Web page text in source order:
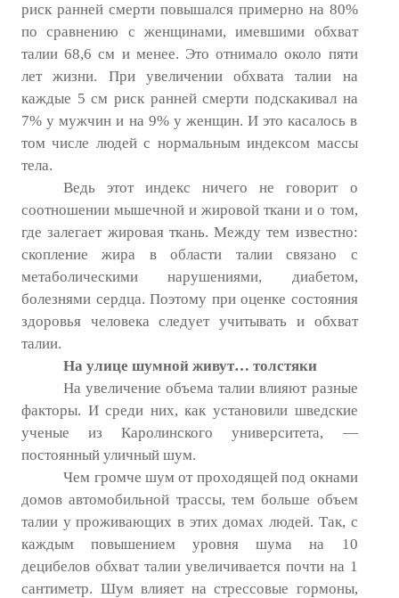
№ 9
2026 г.
№ 2
№ 3
№ 5
№ 6
№ 8
КНИГИ
Список наших книг
Страница поиска
Новые книги
В. Щагин «Мяч и время»
риск ранней смерти повышался примерно на 80%
по сравнению с женщинами, имевшими обхват
талии 68,6 см и менее. Это отнимало около пяти
лет жизни. При увеличении обхвата талии на
каждые 5 см риск ранней смерти подскакивал на
7% у мужчин и на 9% у женщин. И это касалось в
том числе людей с нормальным индексом массы
тела.
Ведь этот индекс ничего не говорит о
соотношении мышечной и жировой ткани и о том,
где залегает жировая ткань. Между тем известно:
скопление жира в области талии связано с
метаболическими нарушениями, диабетом,
болезнями сердца. Поэтому при оценке состояния
здоровья человека следует учитывать и обхват
талии.
На улице шумной живут… толстяки
На увеличение объема талии влияют разные
факторы. И среди них, как установили шведские
ученые из Каролинского университета, —
постоянный уличный шум.
Чем громче шум от проходящей под окнами
домов автомобильной трассы, тем больше объем
талии у проживающих в этих домах людей. Так, с
каждым повышением уровня шума на 10
децибелов обхват талии увеличивается почти на 1
сантиметр. Шум влияет на стрессовые гормоны,